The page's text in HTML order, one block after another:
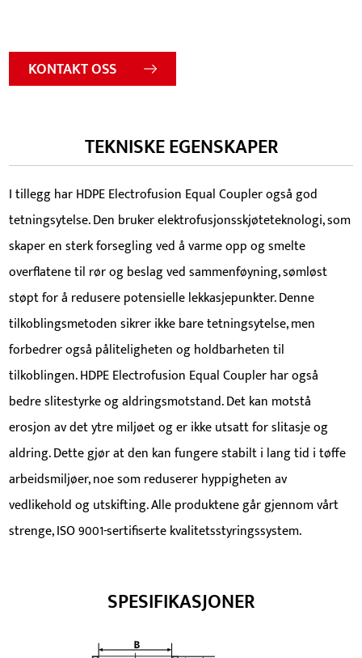
KONTAKT OSS
TEKNISKE EGENSKAPER
I tillegg har HDPE Electrofusion Equal Coupler også god
tetningsytelse. Den bruker elektrofusjonsskjøteteknologi, som
skaper en sterk forsegling ved å varme opp og smelte
overflatene til rør og beslag ved sammenføyning, sømløst
støpt for å redusere potensielle lekkasjepunkter. Denne
tilkoblingsmetoden sikrer ikke bare tetningsytelse, men
forbedrer også påliteligheten og holdbarheten til
tilkoblingen. HDPE Electrofusion Equal Coupler har også
bedre slitestyrke og aldringsmotstand. Det kan motstå
erosjon av det ytre miljøet og er ikke utsatt for slitasje og
aldring. Dette gjør at den kan fungere stabilt i lang tid i tøffe
arbeidsmiljøer, noe som reduserer hyppigheten av
vedlikehold og utskifting. Alle produktene går gjennom vårt
strenge, ISO 9001-sertifiserte kvalitetsstyringssystem.
SPESIFIKASJONER